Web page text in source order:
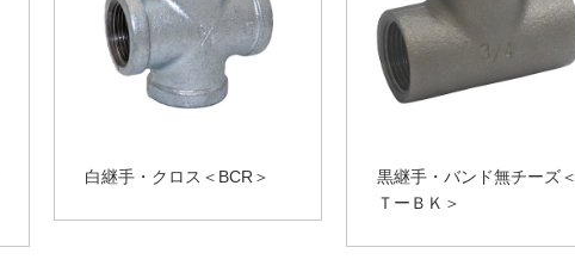
白継手・クロス＜BCR＞
黒継手・バンド無チーズ＜
ＴーＢＫ＞